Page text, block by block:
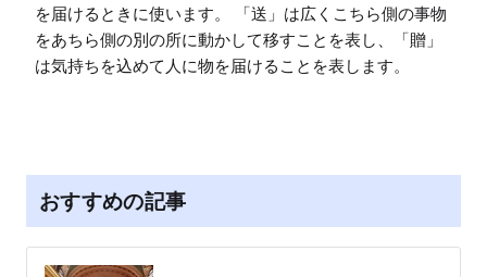
を届けるときに使います。 「送」は広くこちら側の事物
をあちら側の別の所に動かして移すことを表し、「贈」
は気持ちを込めて人に物を届けることを表します。
おすすめの記事